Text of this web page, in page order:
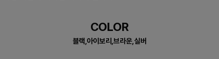
COLOR
블랙,아이보리,브라운,실버